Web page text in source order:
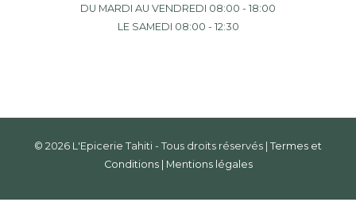
DU MARDI AU VENDREDI 08:00 - 18:00
LE SAMEDI 08:00 - 12:30
© 2026 L'Epicerie Tahiti - Tous droits réservés | Termes et
Conditions| Mentions légales